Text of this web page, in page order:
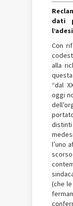
dati
Con
alla
“dal
oggi
l’uno
(che